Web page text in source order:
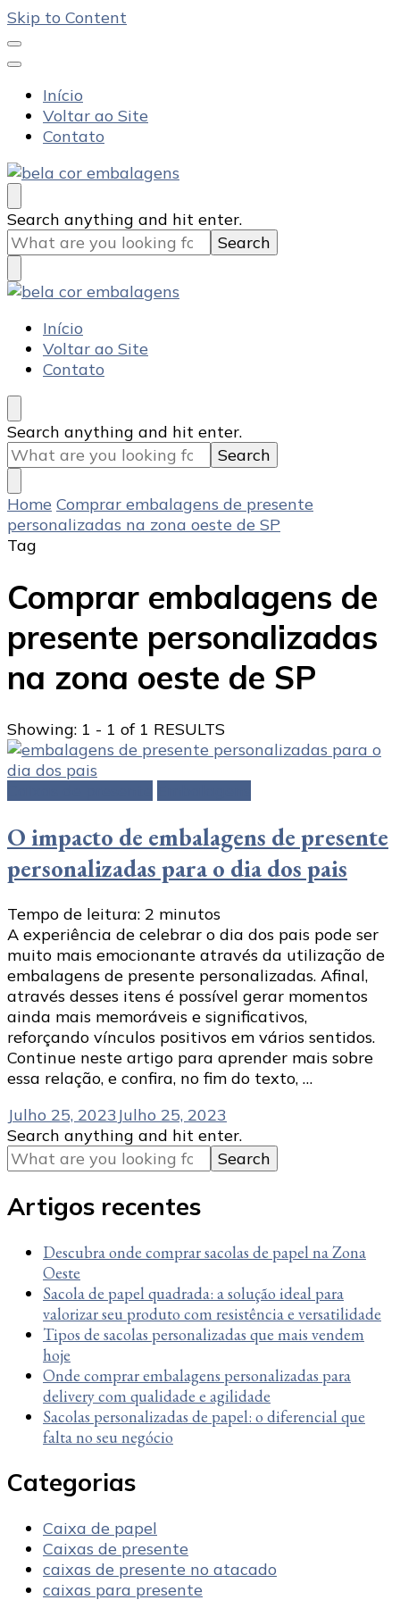
Skip to Content
Início
Voltar ao Site
Contato
Bela Cor Embalagens
Blog
Looking
for
Something?
Search anything and hit enter.
Bela Cor Embalagens
Blog
Início
Voltar ao Site
Contato
Looking
for
Something?
Search anything and hit enter.
Home Comprar embalagens de presente
personalizadas na zona oeste de SP
Tag
Comprar embalagens de
presente personalizadas
na zona oeste de SP
Showing: 1 - 1 of 1 RESULTS
O impacto de embalagens de presente
personalizadas para o dia dos pais
Tempo de leitura: 2 minutos
A experiência de celebrar o dia dos pais pode ser
muito mais emocionante através da utilização de
embalagens de presente personalizadas. Afinal,
através desses itens é possível gerar momentos
ainda mais memoráveis e significativos,
reforçando vínculos positivos em vários sentidos.
Continue neste artigo para aprender mais sobre
essa relação, e confira, no fim do texto, …
Julho 25, 2023 Julho 25, 2023
Looking
for
Something?
Search anything and hit enter.
Artigos recentes
Descubra onde comprar sacolas de papel na Zona
Oeste
Sacola de papel quadrada: a solução ideal para
valorizar seu produto com resistência e versatilidade
Tipos de sacolas personalizadas que mais vendem
hoje
Onde comprar embalagens personalizadas para
delivery com qualidade e agilidade
Sacolas personalizadas de papel: o diferencial que
falta no seu negócio
Categorias
Caixa de papel
Caixas de presente
caixas de presente no atacado
caixas para presente